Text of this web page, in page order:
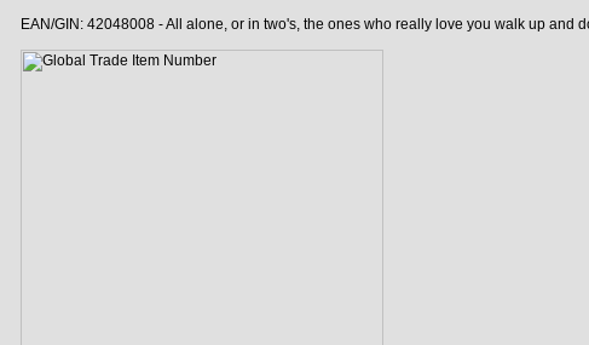
EAN/GIN: 42048008 - All alone, or in two's, the ones who really love you walk up